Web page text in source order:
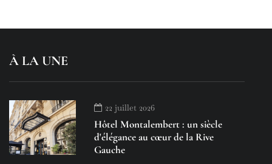
À LA UNE
22 juillet 2026
Hôtel Montalembert : un siècle
d'élégance au cœur de la Rive
Gauche